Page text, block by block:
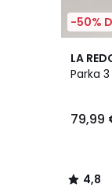
-50%
LA
Parka 3
79,99
4,8
/ 5
4,8
/